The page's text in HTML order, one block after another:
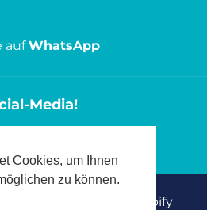
Cookies, um Ihnen
zu können.
aufWhatsApp
Media!
GmbH, Powered by Shopify